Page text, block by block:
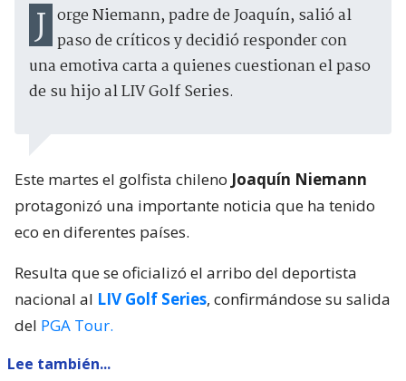
Jorge Niemann, padre de Joaquín, salió al paso de críticos y decidió responder con
una emotiva carta a quienes cuestionan el paso
de su hijo al LIV Golf Series.
Este martes el golfista chileno Joaquín Niemann
protagonizó una importante noticia que ha tenido
eco en diferentes países.
Resulta que se oficializó el arribo del deportista
nacional al LIV Golf Series, confirmándose su salida
del PGA Tour.
Lee también...